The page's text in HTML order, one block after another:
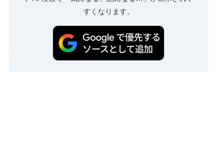
すくなります。